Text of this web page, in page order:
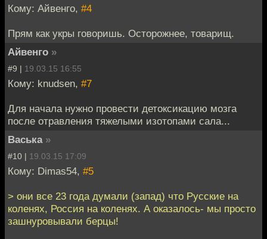
Кому: Айвенго, #4
Прям как укры говоришь. Осторожнее, товарищ.
Айвенго »
#9 | 19.03.15 16:55
Кому: knudsen, #7
Для начала нужно провести детоксикацию мозга
после отравления тяжелыми изотопами сала...
Васька »
#10 | 19.03.15 17:09
Кому: Dimas54, #5
> они все 23 года думали (запад) что Русские на
коленях, Россия на коленях. А оказалось- мы просто
зашнуровывали берцы!